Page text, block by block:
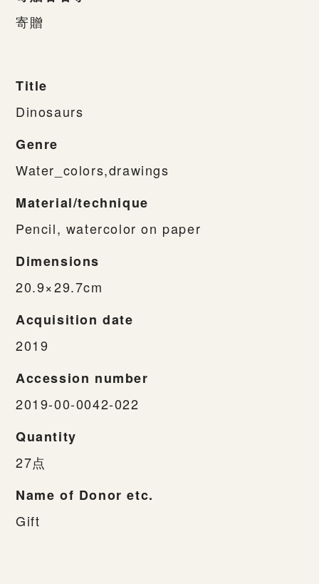
寄贈
Title
Dinosaurs
Genre
Water_colors,drawings
Material/technique
Pencil, watercolor on paper
Dimensions
20.9×29.7cm
Acquisition date
2019
Accession number
2019-00-0042-022
Quantity
27点
Name of Donor etc.
Gift